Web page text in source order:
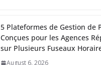
5 Plateformes de Gestion de
Conçues pour les Agences
sur Plusieurs Fuseaux
August 6, 2026